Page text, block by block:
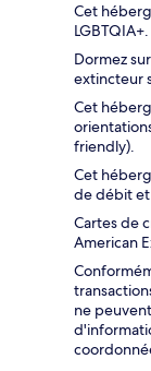
Cet
LGBTQIA+.
Dormez
extincteur
Cet
friendly).
Cet
de débit et
Cartes de
American
ne